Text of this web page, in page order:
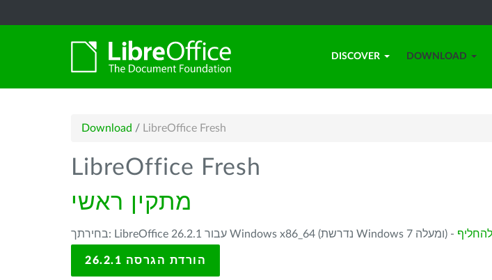
DISCOVER DOWNLOAD
Download / LibreOffice Fresh
LibreOffice Fresh
מתקין ראשי
בחירתך: LibreOffice 26.2.1 עבור Windows x86_64 (נדרשת Windows 7 ומעלה) -
הורדת הגרסה 26.2.1